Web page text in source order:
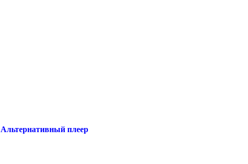
Альтернативный плеер